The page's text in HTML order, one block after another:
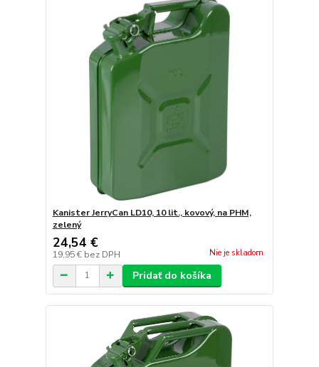
Kanister JerryCan LD10, 10 lit., kovový, na PHM,
zelený
24,54 €
19,95 € bez DPH Nie je skladom
Pridať do košíka